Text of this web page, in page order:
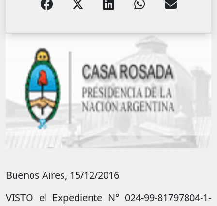
Buenos Aires, 15/12/2016
VISTO el Expediente N° 024-99-81797804-1-